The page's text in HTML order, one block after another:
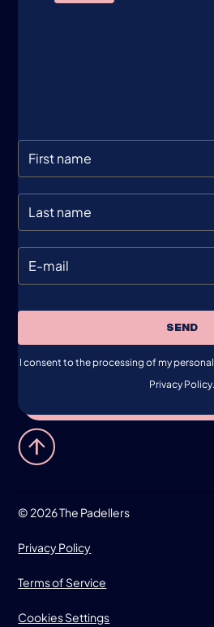
SEND
I consent to the processing of my
Privacy Policy.
© 2026 The Padellers
Privacy Policy
Terms of Service
Cookies Settings